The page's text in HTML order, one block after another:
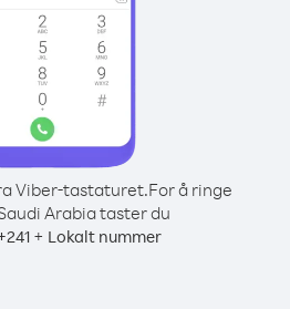
Viber-tastaturet.For å ringe
Arabia taster du
241 + Lokalt nummer